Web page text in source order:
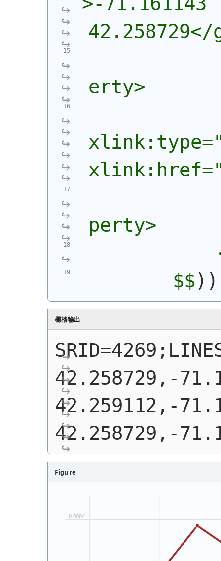
42.258729</
erty>
perty>
        $$
) )
栅格输出
42.258729,-
42.259112,-
42.258729,-
Figure